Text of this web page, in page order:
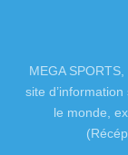
MEGA
site
le monde,